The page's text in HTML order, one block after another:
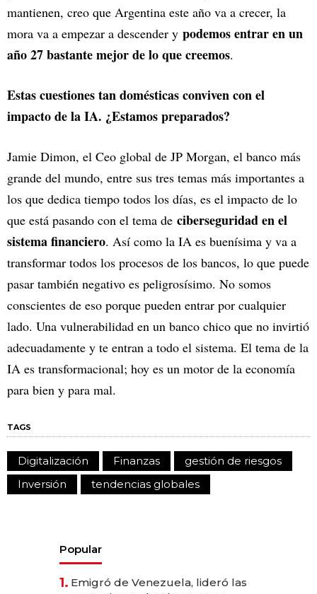
mantienen, creo que Argentina este año va a crecer, la
mora va a empezar a descender y podemos entrar en un
año 27 bastante mejor de lo que creemos.
Estas cuestiones tan domésticas conviven con el
impacto de la IA. ¿Estamos preparados?
Jamie Dimon, el Ceo global de JP Morgan, el banco más
grande del mundo, entre sus tres temas más importantes a
los que dedica tiempo todos los días, es el impacto de lo
que está pasando con el tema de ciberseguridad en el
sistema financiero. Así como la IA es buenísima y va a
transformar todos los procesos de los bancos, lo que puede
pasar también negativo es peligrosísimo. No somos
conscientes de eso porque pueden entrar por cualquier
lado. Una vulnerabilidad en un banco chico que no invirtió
adecuadamente y te entran a todo el sistema. El tema de la
IA es transformacional; hoy es un motor de la economía
para bien y para mal.
TAGS
Digitalización Finanzas
gestión de riesgos
Inversión
tendencias globales
Popular
1. Emigró de Venezuela, lideró las